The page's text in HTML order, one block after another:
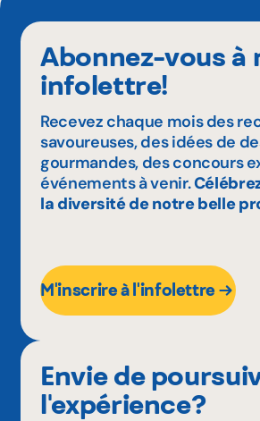
Abonnez-vous à
infolettre!
Recevez chaque mois des
savoureuses, des idées de
gourmandes, des concours
événements à venir.
la diversité de notre belle
M'inscrire à l'infolettre
Envie de
l'expérience?